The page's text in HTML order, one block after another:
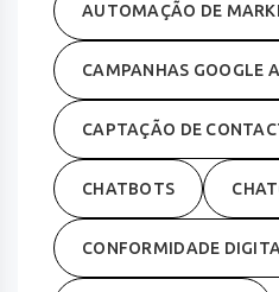
AUTOMAÇÃO DE
CAMPANHAS GOOGLE
CAPTAÇÃO DE
CHATBOTS
CONFORMIDADE